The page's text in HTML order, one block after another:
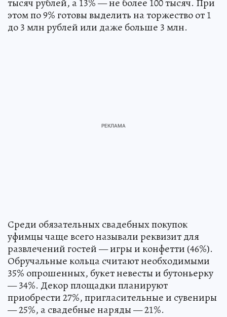
этом по 9% готовы выделить на торжество от 1
до 3 млн рублей или даже больше 3 млн.
Среди обязательных свадебных покупок
уфимцы чаще всего называли реквизит для
развлечений гостей — игры и конфетти (46%).
Обручальные кольца считают необходимыми
35% опрошенных, букет невесты и бутоньерку
— 34%. Декор площадки планируют
приобрести 27%, пригласительные и сувениры
— 25%, а свадебные наряды — 21%.